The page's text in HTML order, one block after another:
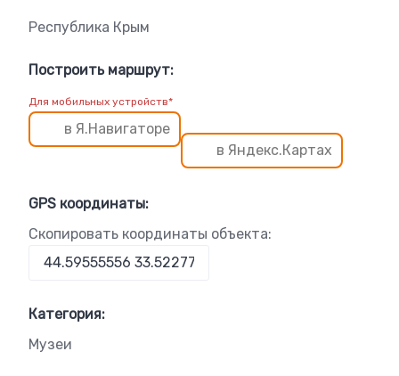
Республика Крым
Построить маршрут:
Для мобильных устройств*
в Я.Навигаторе
в Яндекс.Картах
GPS координаты:
Скопировать координаты объекта:
Категория:
Музеи